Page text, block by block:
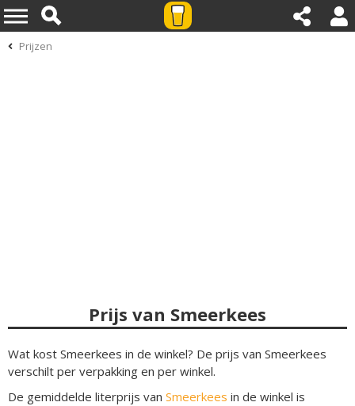
Prijzen
Prijs van Smeerkees
Wat kost Smeerkees in de winkel? De prijs van Smeerkees
verschilt per verpakking en per winkel.
De gemiddelde literprijs van Smeerkees in de winkel is